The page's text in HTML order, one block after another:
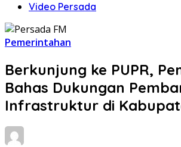
Video Persada
Pemerintahan
Berkunjung ke PUPR,
Bahas Dukungan
Infrastruktur di